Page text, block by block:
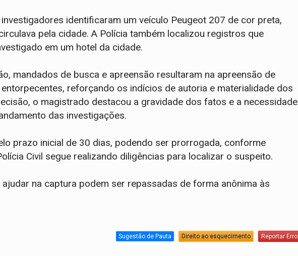
identificaram um veículo Peugeot 207 de cor preta,
pela cidade. A Polícia também localizou registros que
em um hotel da cidade.
mandados de busca e apreensão resultaram na apreensão de
reforçando os indícios de autoria e materialidade dos
o magistrado destacou a gravidade dos fatos e a necessidade
das investigações.
prazo inicial de 30 dias, podendo ser prorrogada, conforme
Civil segue realizando diligências para localizar o suspeito.
na captura podem ser repassadas de forma anônima às
Sugestão de Pauta Direito ao esquecimento Reportar Erro